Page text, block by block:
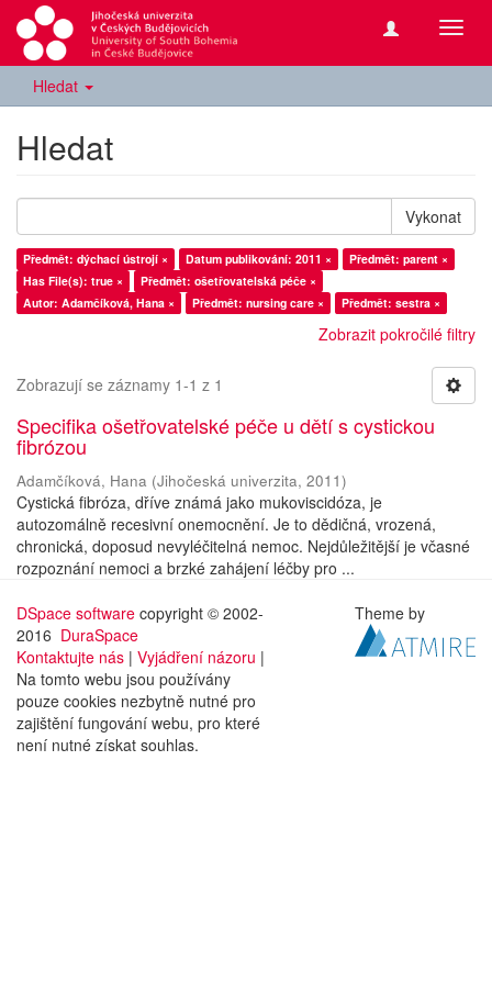
Hledat
Hledat
Vykonat
Předmět: dýchací ústrojí × Datum publikování: 2011 ×
Předmět: parent ×
Has File(s): true ×
Předmět: ošetřovatelská péče ×
Autor: Adamčíková, Hana ×
Předmět: nursing care × Předmět: sestra ×
Zobrazit pokročilé filtry
Zobrazují se záznamy 1-1 z 1
Specifika ošetřovatelské péče u dětí s cystickou
fibrózou
Adamčíková, Hana (Jihočeská univerzita, 2011)
Cystická fibróza, dříve známá jako mukoviscidóza, je
autozomálně recesivní onemocnění. Je to dědičná, vrozená,
chronická, doposud nevyléčitelná nemoc. Nejdůležitější je včasné
rozpoznání nemoci a brzké zahájení léčby pro ...
DSpace software copyright © 2002-
2016 DuraSpace
Kontaktujte nás | Vyjádření názoru |
Na tomto webu jsou používány
pouze cookies nezbytně nutné pro
zajištění fungování webu, pro které
není nutné získat souhlas.
Theme by